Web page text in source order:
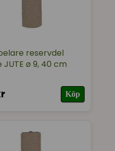
reservdel
JUTE ø 9, 40 cm
Köp